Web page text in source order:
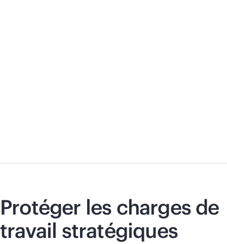
Protéger les charges de
travail stratégiques